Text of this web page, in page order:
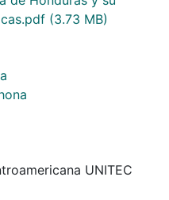
(3.73 MB)
UNITEC